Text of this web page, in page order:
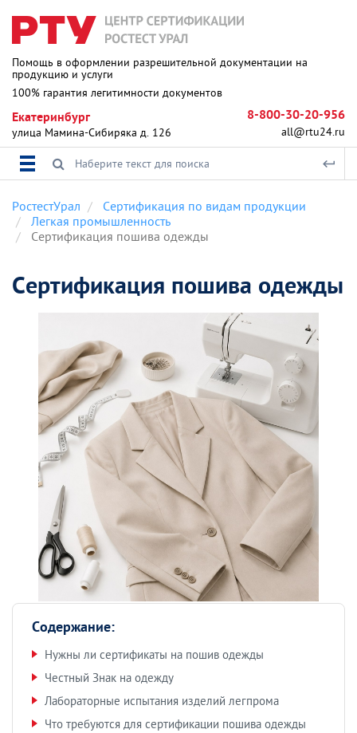
Помощь в оформлении разрешительной документации на
продукцию и услуги
100% гарантия легитимности документов
Екатеринбург
улица Мамина-Сибиряка д. 126
8-800-30-20-956
all@rtu24.ru
РостестУрал
Сертификация по видам продукции
Легкая промышленность
Сертификация пошива одежды
Сертификация пошива одежды
Содержание:
Нужны ли сертификаты на пошив одежды
Честный Знак на одежду
Лабораторные испытания изделий легпрома
Что требуются для сертификации пошива одежды